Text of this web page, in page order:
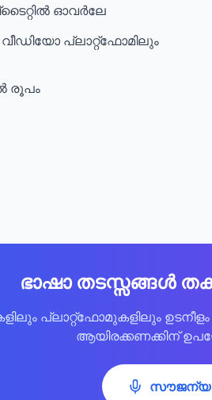
ഓവർലേ
പ്ലാറ്റ്ഫോമിലും
രൂപം
ഭാഷാ തടസ്സങ്ങൾ
പ്ലാറ്റ്ഫോമുകളിലും
ആയിരക്കണക്കിന്
സൗജന്യ